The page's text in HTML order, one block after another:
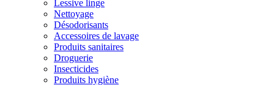
Lessive linge
Nettoyage
Désodorisants
Accessoires de lavage
Produits sanitaires
Droguerie
Insecticides
Produits hygiène